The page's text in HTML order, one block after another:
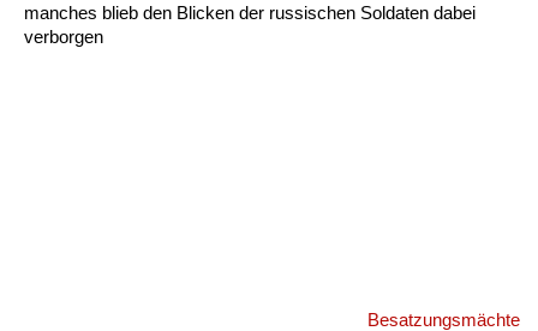
manches blieb den Blicken der russischen Soldaten dabei
verborgen
Besatzungsmächte